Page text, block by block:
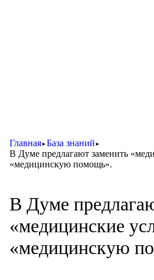
Главная►База знаний►
В Думе предлагают заменить
«медицинскую помощь».
В Думе
«медицинские
«медицинскую